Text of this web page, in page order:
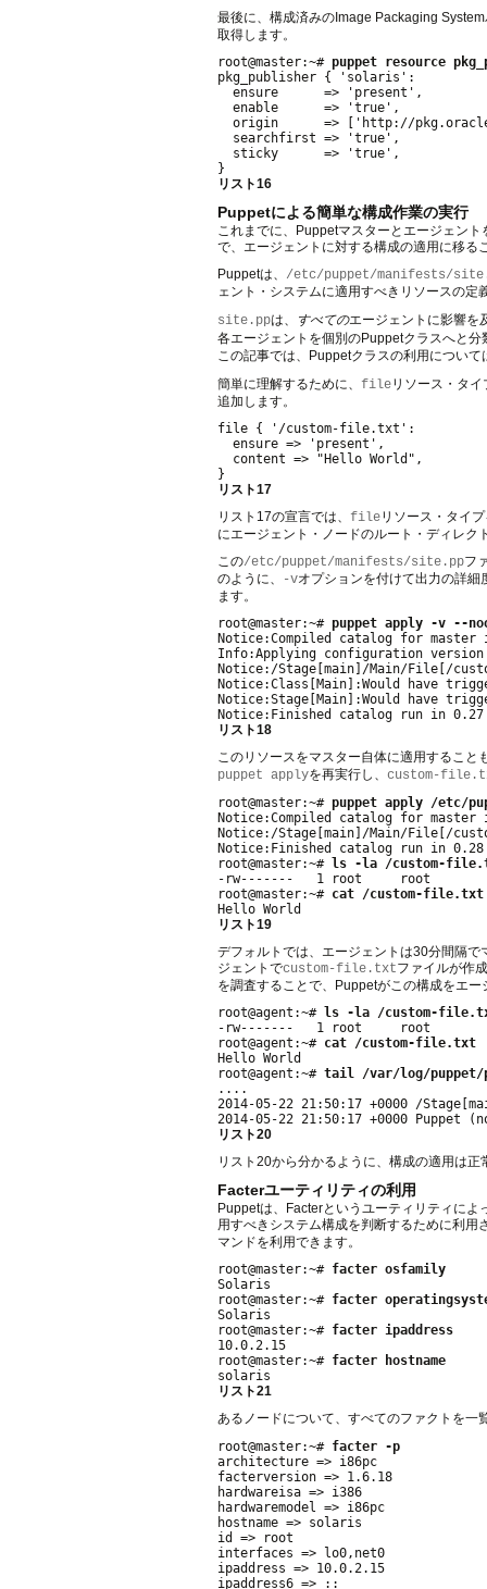
最後に、構成済みのImage Packaging
取得します。
root@master:~# puppet resource
pkg_publisher { 'solaris':
  ensure      => 'present',
  enable      => 'true',
origin      => ['http://
  searchfirst => 'true',
  sticky      => 'true',
リスト16
Puppetによる簡単な構成作業の実行
これまでに、Puppetマスターとエージェン
で、エージェントに対する構成の適用に移る
Puppetは、 /etc/puppet/manifests/
ェント・システムに適用すべきリソースの
site.ppは、 すべてのエージェントに影響を
各エージェントを個別のPuppetクラスへと分
この記事では、Puppetクラスの利用について
簡単に理解するために、 fileリソース・タ
追加します。
file { '/custom-file.txt':
  ensure => 'present',
  content => "Hello World",
リスト17
リスト17の宣言では、 fileリソース・タイ
にエージェント・ノードのルート・ディレ
この/etc/puppet/manifests/site.ppフ
のように、
-vオプションを付けて出力の詳細
ます。
root@master:~# puppet apply -v --
Notice:Compiled catalog for master
Info:Applying configuration version
Notice:/Stage[main]/Main/File[/
Notice:Class[Main]:Would have
Notice:Stage[Main]:Would have
リスト18
このリソースをマスター自体に適用するこ
puppet applyを再実行し、 custom-
root@master:~# puppet apply /etc/
Notice:Compiled catalog for master
Notice:/Stage[main]/Main/File[/
Notice:Finished catalog run in 0.28
root@master:~# ls -la /custom-
-rw-------   1 root     root
root@master:~# cat /custom-file.txt
リスト19
デフォルトでは、エージェントは30分間隔
ジェントでcustom-file.txtファイルが作
を調査することで、Puppetがこの構成をエ
root@agent:~# ls -la /custom-
-rw-------   1 root     root
root@agent:~# cat /custom-file.txt
Hello World
root@agent:~# tail /var/log/puppet/
....
2014-05-22 21:50:17 +0000 /
リスト20
リスト20から分かるように、構成の適用は
Facterユーティリティの利用
Puppetは、Facterというユーティリティに
用すべきシステム構成を判断するために利
マンドを利用できます。
root@master:~# facter osfamily
Solaris
root@master:~# facter
Solaris
root@master:~# facter ipaddress
10.0.2.15
root@master:~# facter hostname
リスト21
あるノードについて、すべてのファクトを一
root@master:~# facter -p
architecture => i86pc
facterversion => 1.6.18
hardwareisa => i386
hardwaremodel => i86pc
hostname => solaris
id => root
interfaces => lo0,net0
ipaddress => 10.0.2.15
ipaddress6 => ::